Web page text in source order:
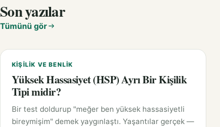
Son yazılar
Tümünü gör
KIŞILIK VE BENLIK
Yüksek Hassasiyet (HSP) Ayrı Bir Kişilik
Tipi midir?
Bir test doldurup "meğer ben yüksek hassasiyetli
bireymişim" demek yaygınlaştı. Yaşantılar gerçek —